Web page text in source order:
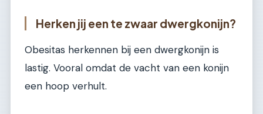
Herken jij een te zwaar dwergkonijn?
Obesitas herkennen bij een dwergkonijn is
lastig. Vooral omdat de vacht van een konijn
een hoop verhult.